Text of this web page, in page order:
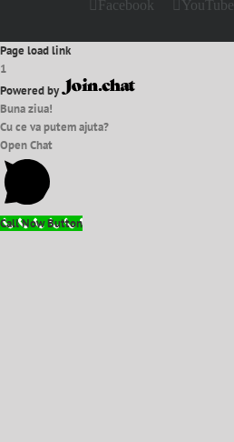
Facebook YouTube
Page load link
1
Powered by
Buna ziua!
Cu ce va putem ajuta?
Open Chat
Call Now Button